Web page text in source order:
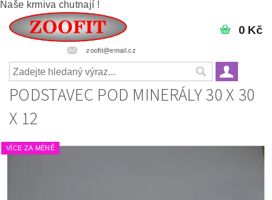
Naše krmiva chutnají !
zoofit@email.cz
0 Kč
PODSTAVEC POD MINERÁLY 30 X 30
X 12
VÍCE ZA MÉNĚ